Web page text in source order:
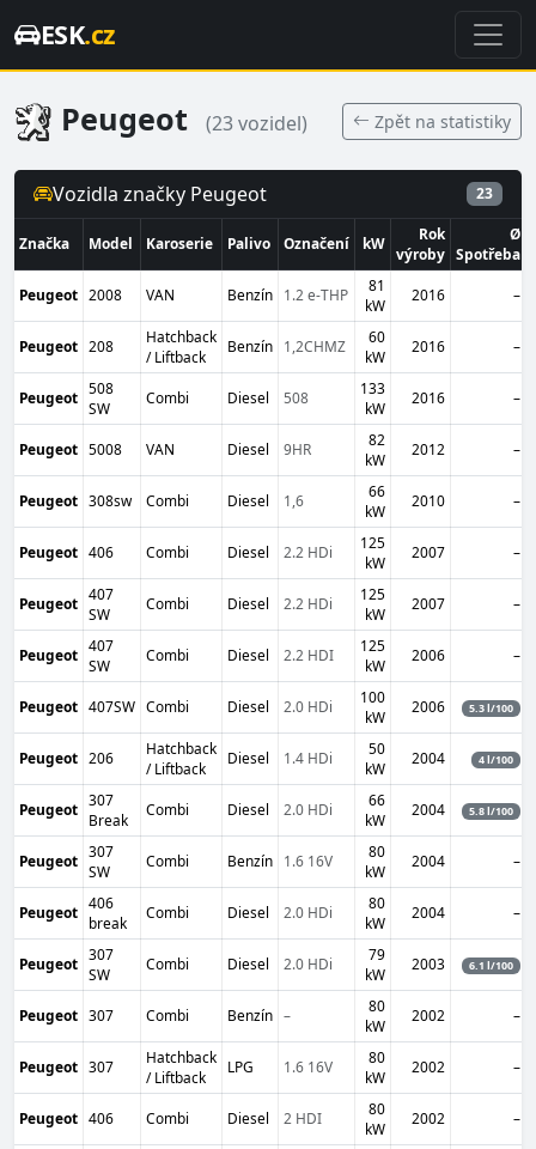
ESK.cz
Peugeot (23 vozidel) Zpět na statistiky
Vozidla značky Peugeot 23
Značka Model Karoserie Palivo Označení kW
Rok
výroby
Ø
Spotřeba
Peugeot 2008 VAN Benzín 1.2 e-THP
81
kW
2016 –
Peugeot 208
Hatchback
/ Liftback
Benzín 1,2CHMZ
60
kW
2016 –
Peugeot 508
SW
Combi Diesel 508
133
kW
2016 –
Peugeot 5008 VAN Diesel 9HR
82
kW
2012 –
Peugeot 308sw Combi Diesel 1,6
66
kW
2010 –
Peugeot 406 Combi Diesel 2.2 HDi
125
kW
2007 –
Peugeot 407
SW
Combi Diesel 2.2 HDi
125
kW
2007 –
Peugeot 407
SW
Combi Diesel 2.2 HDI
125
kW
2006 –
Peugeot 407SW Combi Diesel 2.0 HDi
100
kW
2006 5.3 l/100
Peugeot 206
Hatchback
/ Liftback
Diesel 1.4 HDi
50
kW
2004 4 l/100
Peugeot 307
Break
Combi Diesel 2.0 HDi
66
kW
2004 5.8 l/100
Peugeot 307
SW
Combi Benzín 1.6 16V
80
kW
2004 –
Peugeot 406
break
Combi Diesel 2.0 HDi
80
kW
2004 –
Peugeot 307
SW
Combi Diesel 2.0 HDi
79
kW
2003 6.1 l/100
Peugeot 307 Combi Benzín –
80
kW
2002 –
Peugeot 307
Hatchback
/ Liftback
LPG 1.6 16V
80
kW
2002 –
Peugeot 406 Combi Diesel 2 HDI
80
kW
2002 –